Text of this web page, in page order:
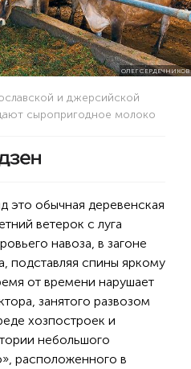
ОЛЕГ СЕРДЕЧНИКОВ
и джерсийской
сыропригодное молоко
это обычная деревенская
ветерок с луга
навоза, в загоне
подставляя спины яркому
от времени нарушает
занятого развозом
хозпостроек и
небольшого
расположенного в